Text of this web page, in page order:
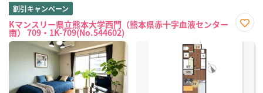
割引キャンペーン
Kマンスリー県立熊本大学西門（熊本県赤十字血液センター
南） 709・1K-709(No.544602)
に入